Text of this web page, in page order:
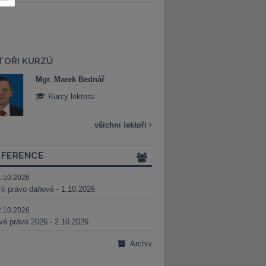
KURZŮ
Mgr. Marek Bednář
Kurzy lektora
všichni lektoři
právo daňové - 1.10.2026
právo 2026 - 2.10.2026
Archiv